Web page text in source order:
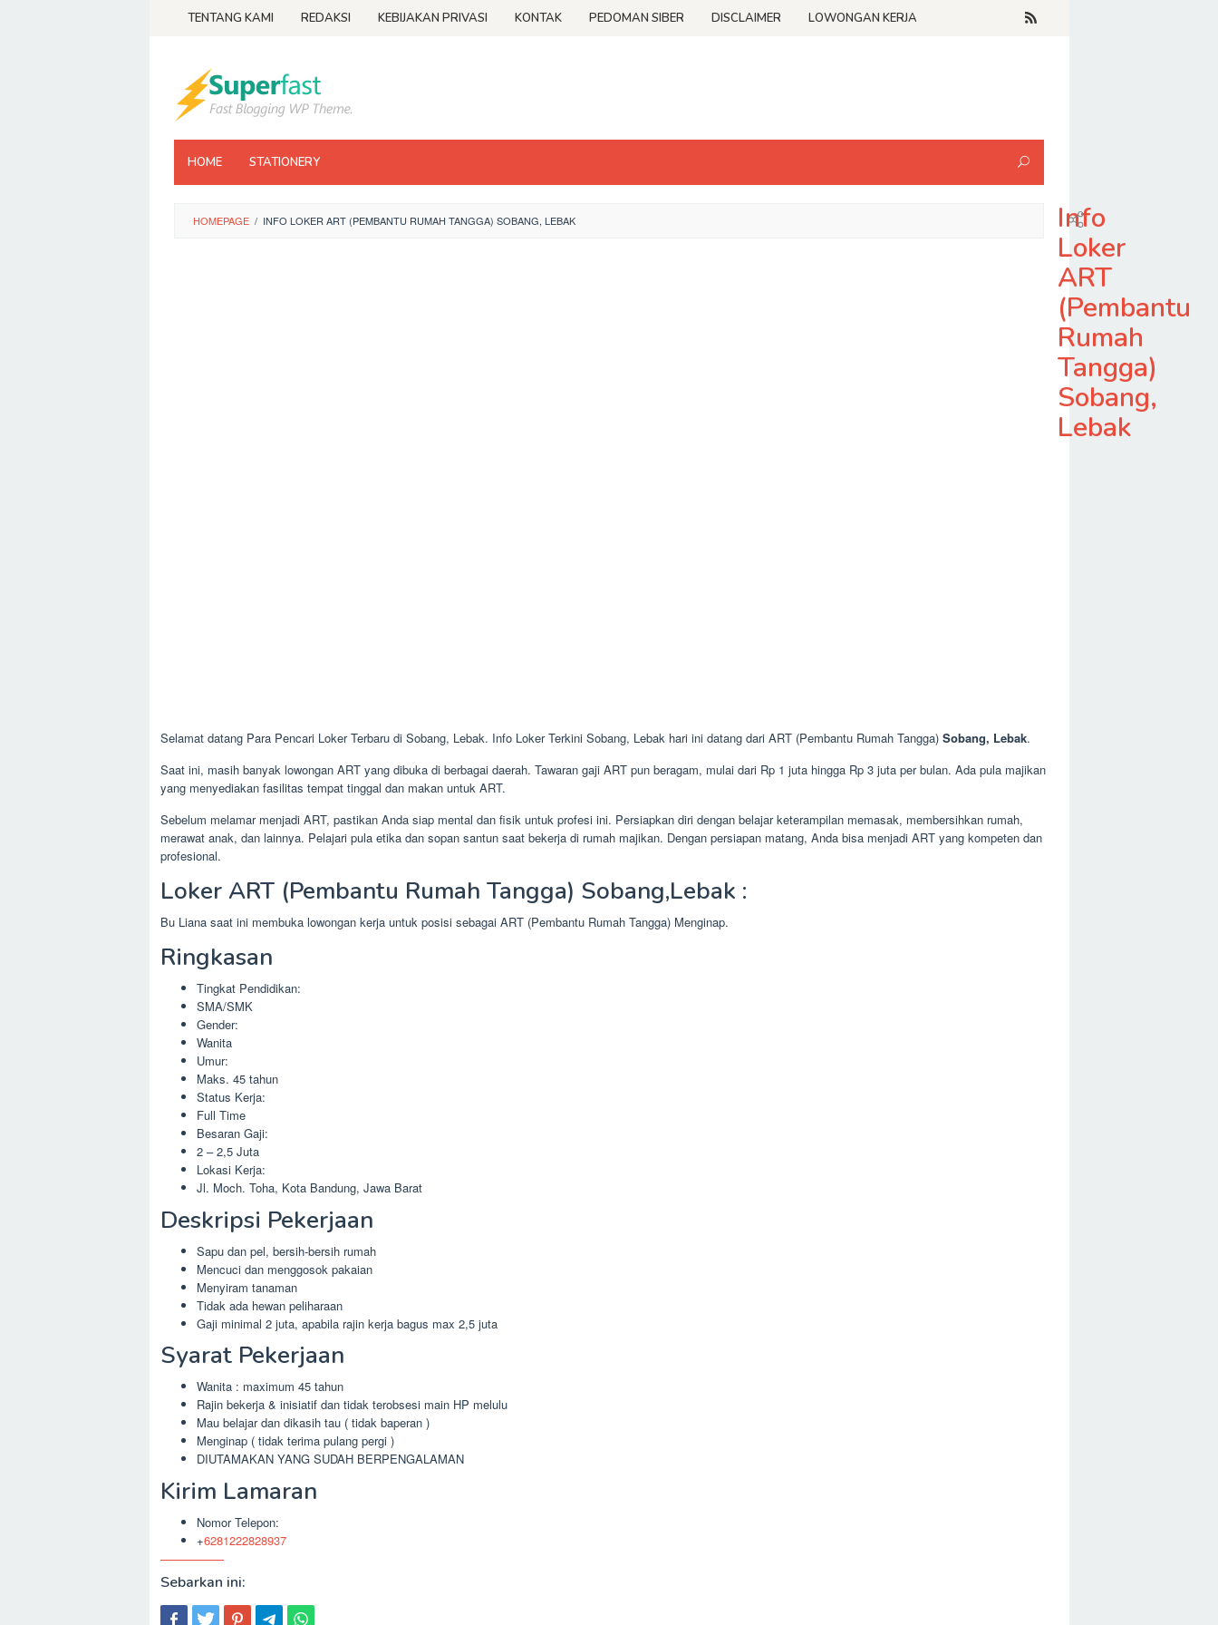
TENTANG KAMI REDAKSI KEBIJAKAN PRIVASI KONTAK PEDOMAN SIBER DISCLAIMER LOWONGAN KERJA
HOME STATIONERY
HOMEPAGE / INFO LOKER ART (PEMBANTU RUMAH TANGGA) SOBANG, LEBAK
Info
Loker
ART
(Pembantu
Rumah
Tangga)
Sobang,
Lebak
Selamat datang Para Pencari Loker Terbaru di Sobang, Lebak. Info Loker Terkini Sobang, Lebak hari ini datang dari ART (Pembantu Rumah Tangga) Sobang, Lebak.
Saat ini, masih banyak lowongan ART yang dibuka di berbagai daerah. Tawaran gaji ART pun beragam, mulai dari Rp 1 juta hingga Rp 3 juta per bulan. Ada pula majikan
yang menyediakan fasilitas tempat tinggal dan makan untuk ART.
Sebelum melamar menjadi ART, pastikan Anda siap mental dan fisik untuk profesi ini. Persiapkan diri dengan belajar keterampilan memasak, membersihkan rumah,
merawat anak, dan lainnya. Pelajari pula etika dan sopan santun saat bekerja di rumah majikan. Dengan persiapan matang, Anda bisa menjadi ART yang kompeten dan
profesional.
Loker ART (Pembantu Rumah Tangga) Sobang,Lebak :
Bu Liana saat ini membuka lowongan kerja untuk posisi sebagai ART (Pembantu Rumah Tangga) Menginap.
Ringkasan
Tingkat Pendidikan:
SMA/SMK
Gender:
Wanita
Umur:
Maks. 45 tahun
Status Kerja:
Full Time
Besaran Gaji:
2 – 2,5 Juta
Lokasi Kerja:
Jl. Moch. Toha, Kota Bandung, Jawa Barat
Deskripsi Pekerjaan
Sapu dan pel, bersih-bersih rumah
Mencuci dan menggosok pakaian
Menyiram tanaman
Tidak ada hewan peliharaan
Gaji minimal 2 juta, apabila rajin kerja bagus max 2,5 juta
Syarat Pekerjaan
Wanita : maximum 45 tahun
Rajin bekerja & inisiatif dan tidak terobsesi main HP melulu
Mau belajar dan dikasih tau ( tidak baperan )
Menginap ( tidak terima pulang pergi )
DIUTAMAKAN YANG SUDAH BERPENGALAMAN
Kirim Lamaran
Nomor Telepon:
+6281222828937
Sebarkan ini: